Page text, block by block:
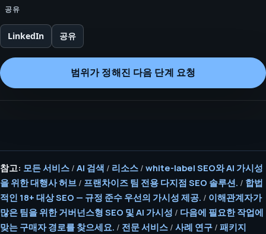
공유
LinkedIn 공유
범위가 정해진 다음 단계 요청
참고: 모든 서비스 / AI 검색 / 리소스 / white-label SEO와 AI 가시성
을 위한 대행사 허브 / 프랜차이즈 팀 전용 다지점 SEO 솔루션. / 합법
적인 18+ 대상 SEO — 규정 준수 우선의 가시성 제공. / 이해관계자가
많은 팀을 위한 거버넌스형 SEO 및 AI 가시성 / 다음에 필요한 작업에
맞는 구매자 경로를 찾으세요. / 전문 서비스 / 사례 연구 / 패키지